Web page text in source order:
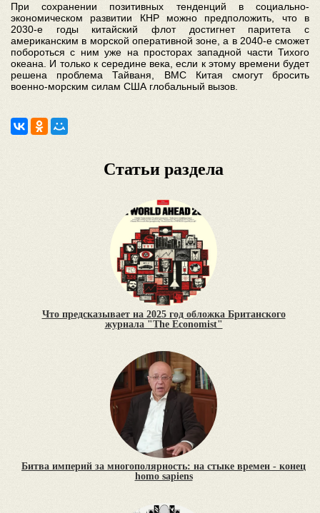
При сохранении позитивных тенденций в социально-
экономическом развитии КНР можно предположить, что в
2030-е годы китайский флот достигнет паритета с
американским в морской оперативной зоне, а в 2040-е сможет
побороться с ним уже на просторах западной части Тихого
океана. И только к середине века, если к этому времени будет
решена проблема Тайваня, ВМС Китая смогут бросить
военно-морским силам США глобальный вызов.
Статьи раздела
Что предсказывает на 2025 год обложка Британского
журнала "The Economist"
Битва империй за многополярность: на стыке времен - конец
homo sapiens